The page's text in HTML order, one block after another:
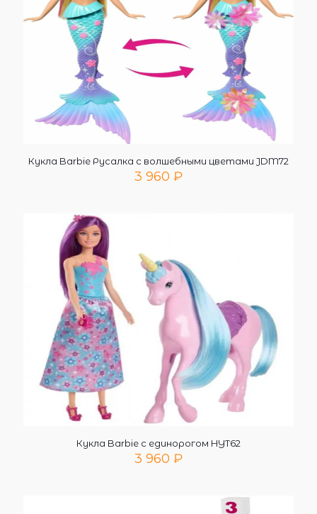
Кукла Barbie Русалка с волшебными цветами JDM72
3 960 ₽
Кукла Barbie с единорогом HYT62
3 960 ₽